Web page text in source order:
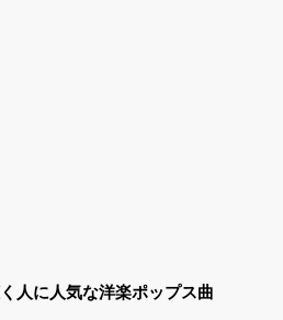
人に人気な洋楽ポップス曲